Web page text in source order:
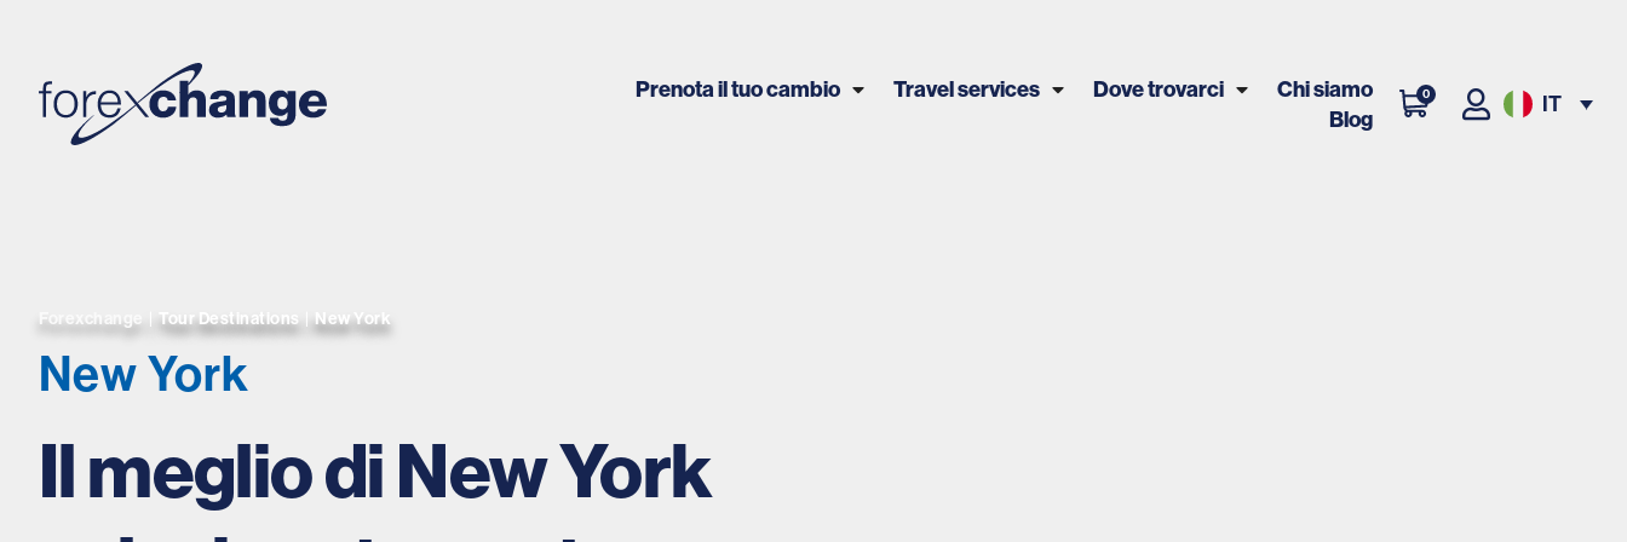
Prenota il tuo cambio Travel services Dove trovarci
Chi siamo
Blog
0 IT
Forexchange Tour Destinations New York
New York
Il meglio di New York